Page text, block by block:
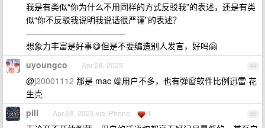
我是有类似“你为什么不用同样的方式反驳我”的表述，还是有类
似“你不反驳我说明我说话很严谨”的表述？
————————————
想象力丰富是好事😋但是不要编造别人发言，好吗🤗
84
uyoungco Apr 28, 2023
@j20001112 那是 mac 端用户不多，也有弹窗软件比例迅雷 花
生壳
85
pill Apr 28, 2023 via iPhone 1